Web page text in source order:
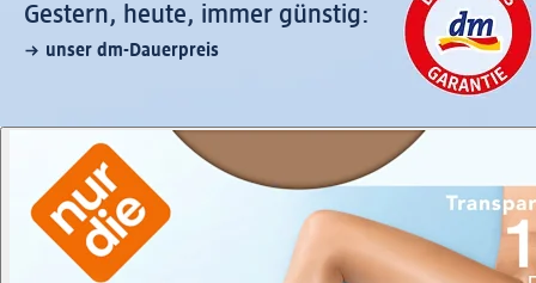
Gestern, heute, immer günstig:
unser dm-Dauerpreis